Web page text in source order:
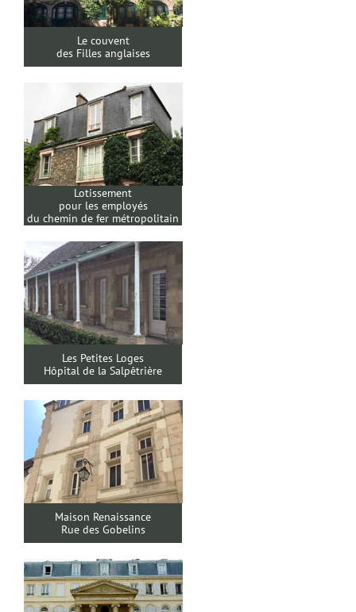
Le couvent
des Filles anglaises
Lotissement
pour les employés
du chemin de fer métropolitain
Les Petites Loges
Hôpital de la Salpêtrière
Maison Renaissance
Rue des Gobelins